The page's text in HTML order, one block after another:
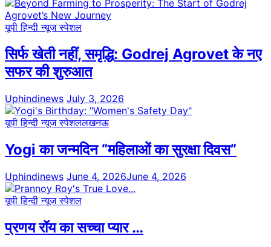
यूपी हिन्दी न्यूज स्पेशल
सिर्फ खेती नहीं, समृद्धि: Godrej Agrovet के नए
सफर की शुरुआत
Uphindinews July 3, 2026
यूपी हिन्दी न्यूज स्पेशललखनऊ
Yogi का जन्मदिन “महिलाओं का सुरक्षा दिवस”
Uphindinews June 4, 2026June 4, 2026
यूपी हिन्दी न्यूज स्पेशल
प्रणय रॉय का सच्चा प्यार …